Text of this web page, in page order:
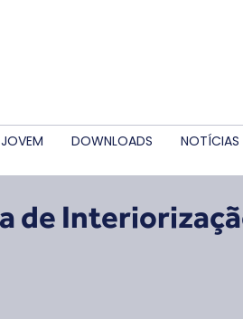
JOVEM DOWNLOADS NOTÍCIAS
de